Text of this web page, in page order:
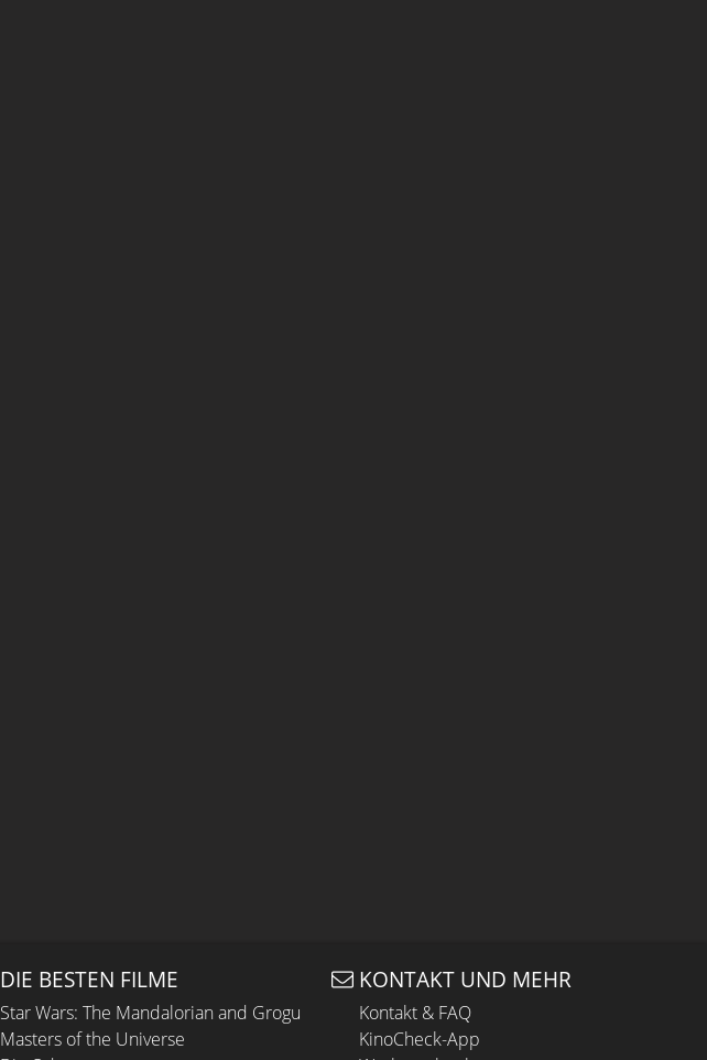
DIE BESTEN FILME
Star Wars: The Mandalorian and Grogu
Masters of the Universe
KONTAKT UND MEHR
Kontakt & FAQ
KinoCheck-App